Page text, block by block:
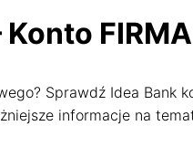
Sprawdź Idea Bank
informacje na